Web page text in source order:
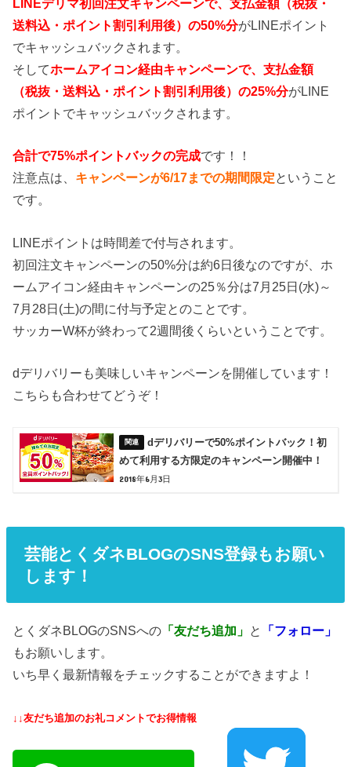
LINEデリマ初回注文キャンペーンで、支払金額（税抜・
送料込・ポイント割引利用後）の50%分がLINEポイント
でキャッシュバックされます。
そしてホームアイコン経由キャンペーンで、支払金額
（税抜・送料込・ポイント割引利用後）の25%分がLINE
ポイントでキャッシュバックされます。
合計で75%ポイントバックの完成です！！
注意点は、 キャンペーンが6/17までの期間限定ということ
です。
LINEポイントは時間差で付与されます。
初回注文キャンペーンの50%分は約6日後なのですが、ホ
ームアイコン経由キャンペーンの25％分は7月25日(水)～
7月28日(土)の間に付与予定とのことです。
サッカーW杯が終わって2週間後くらいということです。
dデリバリーも美味しいキャンペーンを開催しています！
こちらも合わせてどうぞ！
dデリバリーで50%ポイントバック！初
めて利用する方限定のキャンペーン開催中！
2018年6月3日
芸能とくダネBLOGのSNS登録もお願い
します！
とくダネBLOGのSNSへの 「友だち追加」 と
「フォロー」
もお願いします。
いち早く最新情報をチェックすることができますよ！
↓↓友だち追加のお礼コメントでお得情報